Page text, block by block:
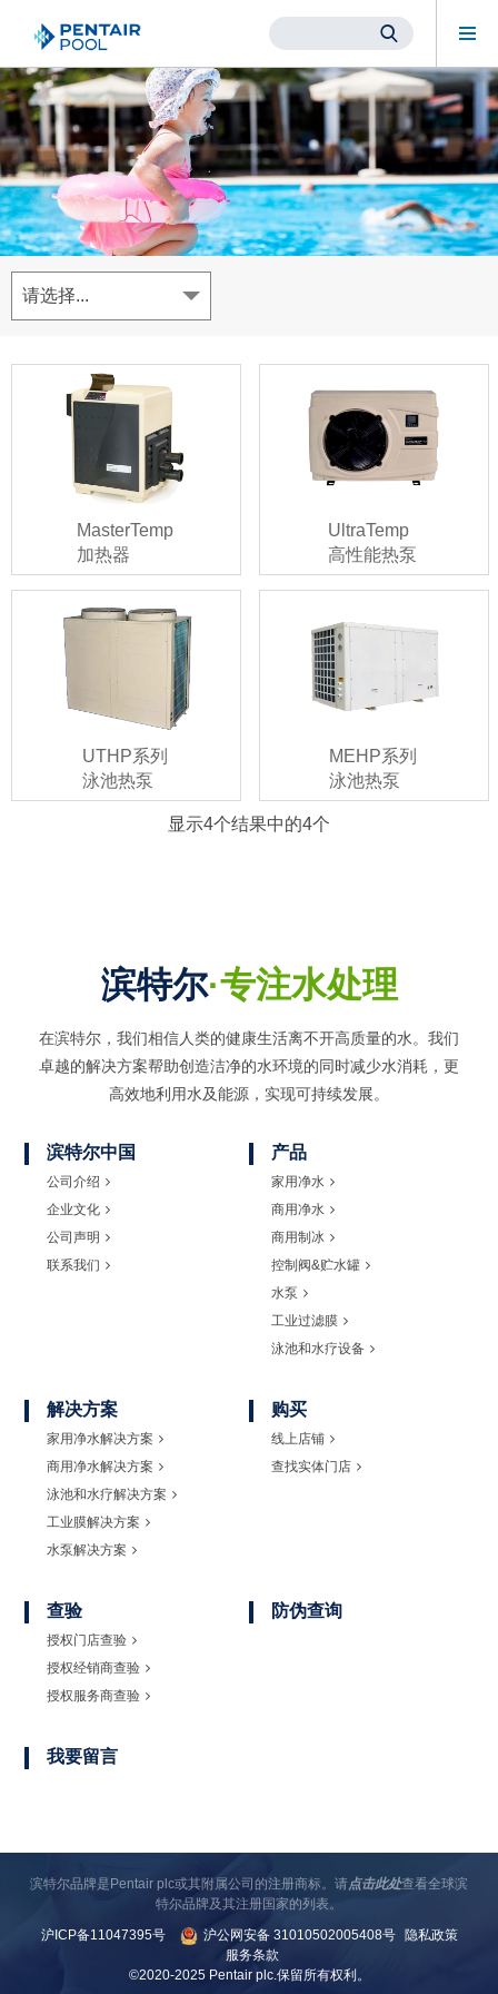
Main
Content
Starts
Here
请选择...
MasterTemp
加热器
UltraTemp
高性能热泵
UTHP系列
泳池热泵
MEHP系列
泳池热泵
显示4个结果中的4个
滨特尔·专注水处理
在滨特尔，我们相信人类的健康生活离不开高质量的水。我们
卓越的解决方案帮助创造洁净的水环境的同时减少水消耗，更
高效地利用水及能源，实现可持续发展。
滨特尔中国
公司介绍
企业文化
公司声明
联系我们
产品
家用净水
商用净水
商用制冰
控制阀&贮水罐
水泵
工业过滤膜
泳池和水疗设备
解决方案
家用净水解决方案
商用净水解决方案
泳池和水疗解决方案
工业膜解决方案
水泵解决方案
购买
线上店铺
查找实体门店
查验
授权门店查验
授权经销商查验
授权服务商查验
防伪查询
我要留言
滨特尔品牌是Pentair plc或其附属公司的注册商标。请点击此处查看全球滨
特尔品牌及其注册国家的列表。
沪ICP备11047395号
沪公网安备 31010502005408号
隐私政策
服务条款
©2020-2025 Pentair plc.保留所有权利。